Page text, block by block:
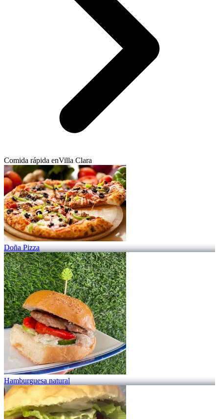
Comida rápida enVilla Clara
Doña Pizza
Hamburguesa natural